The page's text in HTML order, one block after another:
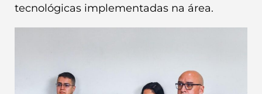
tecnológicas implementadas na área.